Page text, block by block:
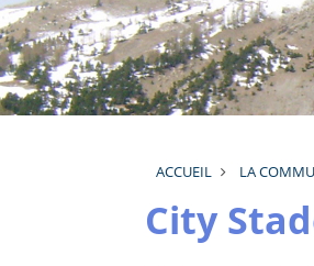
ACCUEIL LA
City